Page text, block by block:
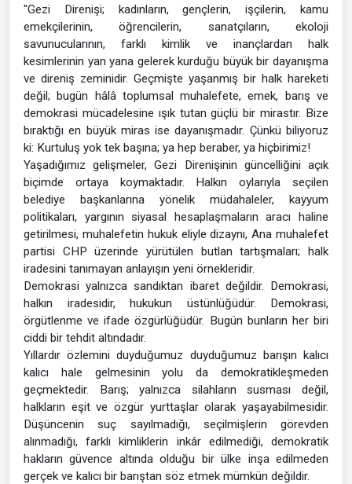
"Gezi Direnişi; kadınların, gençlerin, işçilerin, kamu
emekçilerinin, öğrencilerin, sanatçıların, ekoloji
savunucularının, farklı kimlik ve inançlardan halk
kesimlerinin yan yana gelerek kurduğu büyük bir dayanışma
ve direniş zeminidir. Geçmişte yaşanmış bir halk hareketi
değil; bugün hâlâ toplumsal muhalefete, emek, barış ve
demokrasi mücadelesine ışık tutan güçlü bir mirastır. Bize
bıraktığı en büyük miras ise dayanışmadır. Çünkü biliyoruz
ki: Kurtuluş yok tek başına; ya hep beraber, ya hiçbirimiz!
Yaşadığımız gelişmeler, Gezi Direnişinin güncelliğini açık
biçimde ortaya koymaktadır. Halkın oylarıyla seçilen
belediye başkanlarına yönelik müdahaleler, kayyum
politikaları, yargının siyasal hesaplaşmaların aracı haline
getirilmesi, muhalefetin hukuk eliyle dizaynı, Ana muhalefet
partisi CHP üzerinde yürütülen butlan tartışmaları; halk
iradesini tanımayan anlayışın yeni örnekleridir.
Demokrasi yalnızca sandıktan ibaret değildir. Demokrasi,
halkın iradesidir, hukukun üstünlüğüdür. Demokrasi,
örgütlenme ve ifade özgürlüğüdür. Bugün bunların her biri
ciddi bir tehdit altındadır.
Yıllardır özlemini duyduğumuz duyduğumuz barışın kalıcı
kalıcı hale gelmesinin yolu da demokratikleşmeden
geçmektedir. Barış; yalnızca silahların susması değil,
halkların eşit ve özgür yurttaşlar olarak yaşayabilmesidir.
Düşüncenin suç sayılmadığı, seçilmişlerin görevden
alınmadığı, farklı kimliklerin inkâr edilmediği, demokratik
hakların güvence altında olduğu bir ülke inşa edilmeden
gerçek ve kalıcı bir barıştan söz etmek mümkün değildir.